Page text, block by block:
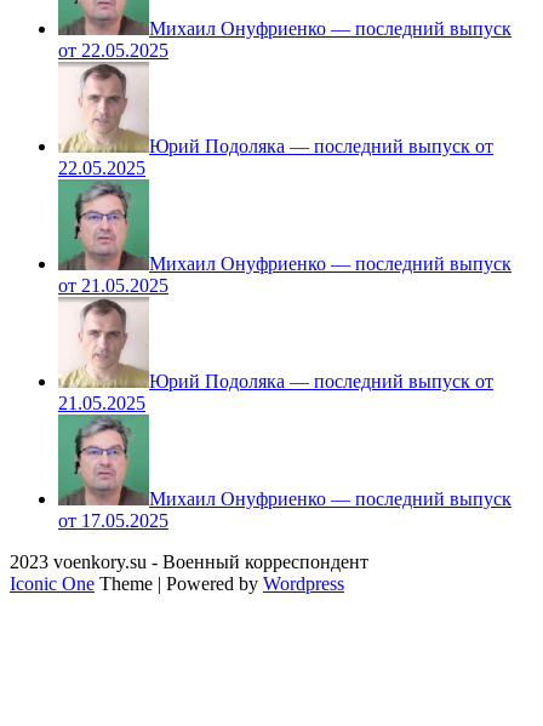
Михаил Онуфриенко — последний выпуск
от 22.05.2025
Юрий Подоляка — последний выпуск от
22.05.2025
Михаил Онуфриенко — последний выпуск
от 21.05.2025
Юрий Подоляка — последний выпуск от
21.05.2025
Михаил Онуфриенко — последний выпуск
от 17.05.2025
2023 voenkory.su - Военный корреспондент
Iconic One Theme | Powered by Wordpress